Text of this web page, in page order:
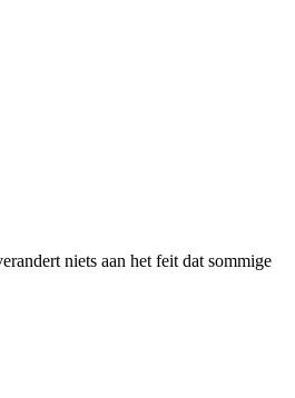
niets aan het feit dat sommige